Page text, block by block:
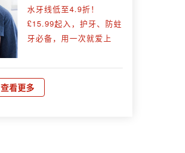
水牙线低至4.9折！
£15.99起入，护牙、防蛀
牙必备，用一次就爱上
查看更多